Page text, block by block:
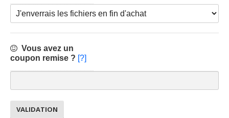
Vous avez un
coupon remise ? [?]